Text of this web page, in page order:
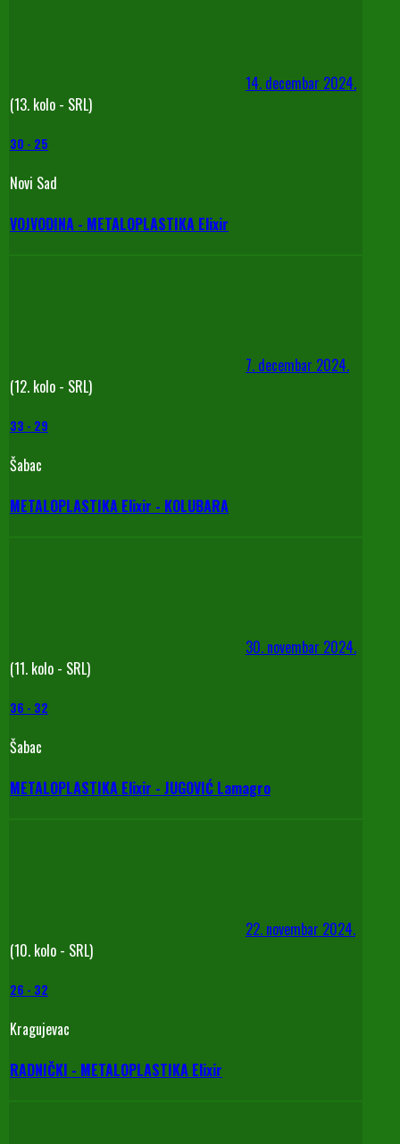
14. decembar 2024.
(13. kolo - SRL)
30 - 25
Novi Sad
VOJVODINA - METALOPLASTIKA Elixir
7. decembar 2024.
(12. kolo - SRL)
33 - 29
Šabac
METALOPLASTIKA Elixir - KOLUBARA
30. novembar 2024.
(11. kolo - SRL)
36 - 32
Šabac
METALOPLASTIKA Elixir - JUGOVIĆ Lamagro
22. novembar 2024.
(10. kolo - SRL)
26 - 32
Kragujevac
RADNIČKI - METALOPLASTIKA Elixir